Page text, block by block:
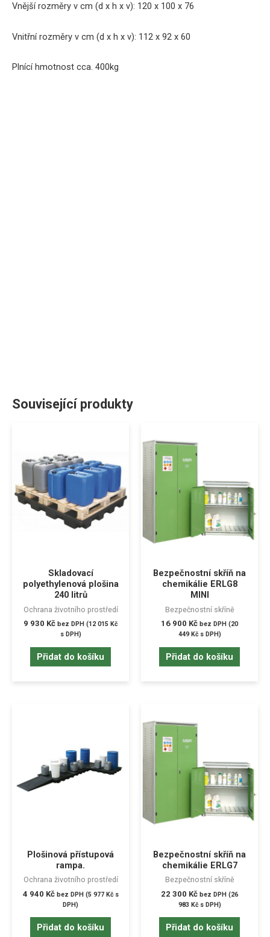
Vnější rozměry v cm (d x h x v): 120 x 100 x 76
Vnitřní rozměry v cm (d x h x v): 112 x 92 x 60
Plnící hmotnost cca. 400kg
Související produkty
Skladovací
polyethylenová plošina
240 litrů
Ochrana životního prostředí
9 930 Kč bez DPH (12 015 Kč
s DPH)
Přidat do košíku
Bezpečnostní skříň na
chemikálie ERLG8
MINI
Bezpečnostní skříně
16 900 Kč bez DPH (20
449Kčs DPH)
Přidat do košíku
Plošinová přístupová
rampa.
Ochrana životního prostředí
4 940 Kč bez DPH (5 977 Kčs
DPH)
Přidat do košíku
Bezpečnostní skříň na
chemikálie ERLG7
Bezpečnostní skříně
22 300 Kč bez DPH (26
983 Kčs DPH)
Přidat do košíku